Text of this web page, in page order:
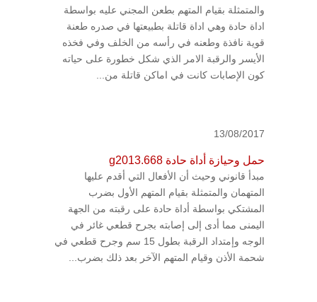
والمتمثلة بقيام المتهم بطعن المجني عليه بواسطة
اداة حادة وهي اداة قاتلة بطبيعتها في صدره طعنة
قوية نافذة وطعنه في رأسه من الخلف وفي فخذه
الأيسر والرقبة الامر الذي شكل خطورة على حياته
كون الإصابات كانت في اماكن قاتلة من...
13/08/2017
حمل وحيازة أداة حادة g2013.668
مبدأ قانوني وحيث أن الأفعال التي أقدم عليها
المتهمان والمتمثلة بقيام المتهم الأول بضرب
المشتكي بواسطة أداة حادة على رقبته من الجهة
اليمنى مما أدى إلى إصابته بجرح قطعي غائر في
الوجه وإمتداد الرقبة بطول 15 سم وجرح قطعي في
شحمة الأذن وقيام المتهم الآخر بعد ذلك بضرب...